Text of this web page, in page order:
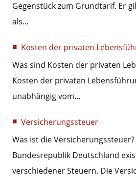
Gegenstück zum Grundtarif. Er
als…
Kosten der privaten
Was sind Kosten der privaten
Kosten der privaten
unabhängig vom…
Versicherungssteuer
Was ist die
Bundesrepublik Deutschland
verschiedener Steuern. Die